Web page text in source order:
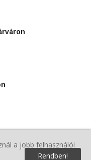
tartott
a jobb felhasználói
Rendben!